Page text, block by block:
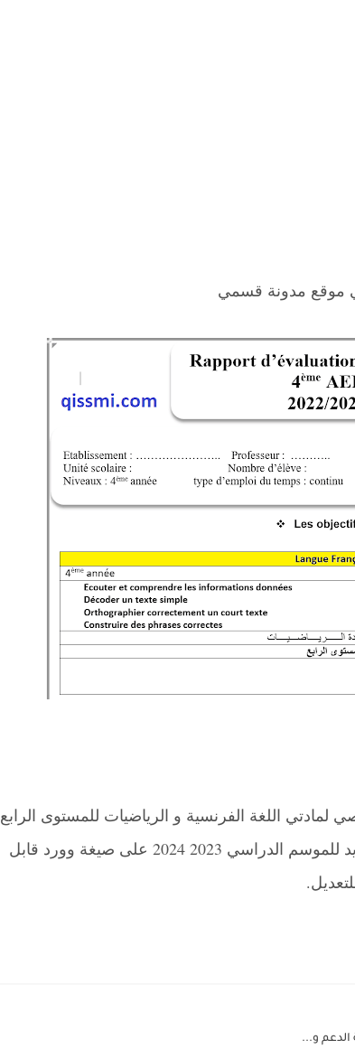
موقع مدونة قسمي
اللغة الفرنسية و الرياضيات للمستوى الرابع
من التعليم الابتدائي، وفق المنهاج المنقح الجديد للموسم الدراسي 2023 2024 على صيغة وورد قابل
الدعم و...